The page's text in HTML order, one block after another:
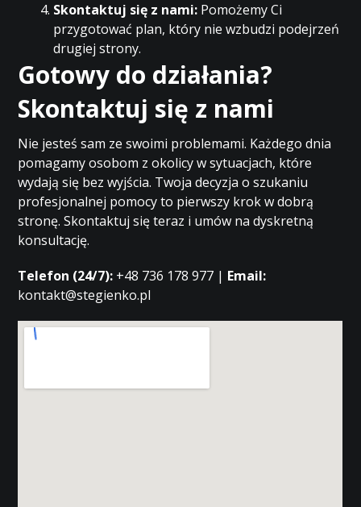
Skontaktuj się z nami: Pomożemy Ci
przygotować plan, który nie wzbudzi podejrzeń
drugiej strony.
Gotowy do działania?
Skontaktuj się z nami
Nie jesteś sam ze swoimi problemami. Każdego dnia
pomagamy osobom z okolicy w sytuacjach, które
wydają się bez wyjścia. Twoja decyzja o szukaniu
profesjonalnej pomocy to pierwszy krok w dobrą
stronę. Skontaktuj się teraz i umów na dyskretną
konsultację.
Telefon (24/7): +48 736 178 977 | Email:
kontakt@stegienko.pl